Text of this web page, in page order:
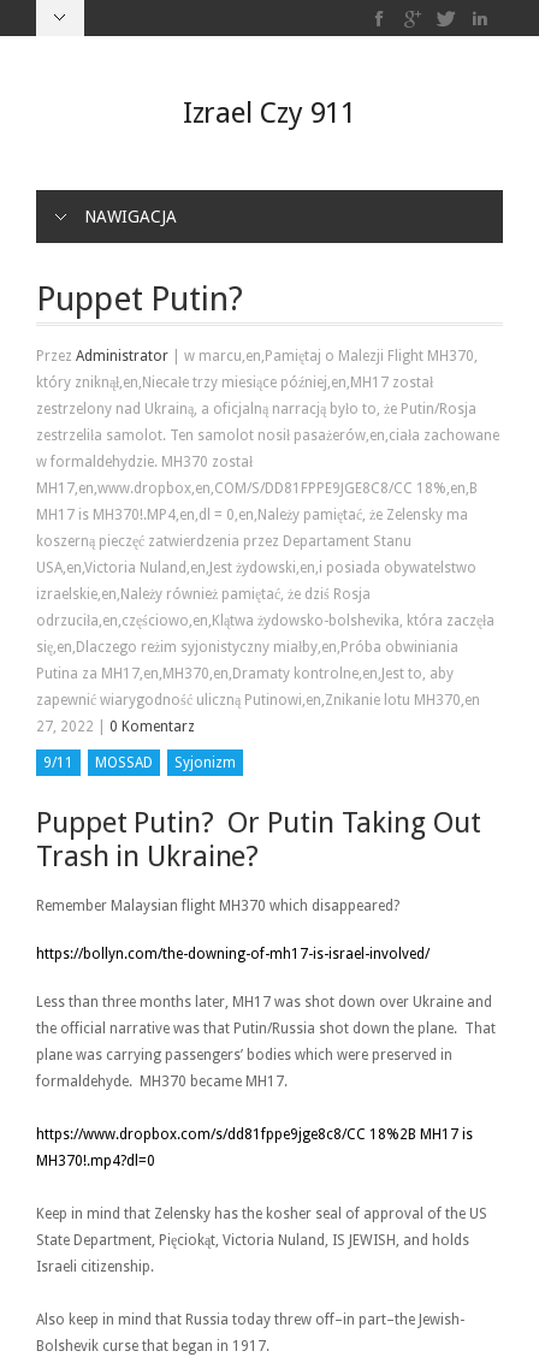
Izrael Czy 911
NAWIGACJA
Puppet Putin?
Przez Administrator
w marcu,en,Pamiętaj o Malezji Flight MH370,
który zniknął,en,Niecałe trzy miesiące później,en,MH17 został
zestrzelony nad Ukrainą, a oficjalną narracją było to, że Putin/Rosja
zestrzeliła samolot. Ten samolot nosił pasażerów,en,ciała zachowane
w formaldehydzie. MH370 został
MH17,en,www.dropbox,en,COM/S/DD81FPPE9JGE8C8/CC 18%,en,B
MH17 is MH370!.MP4,en,dl = 0,en,Należy pamiętać, że Zelensky ma
koszerną pieczęć zatwierdzenia przez Departament Stanu
USA,en,Victoria Nuland,en,Jest żydowski,en,i posiada obywatelstwo
izraelskie,en,Należy również pamiętać, że dziś Rosja
odrzuciła,en,częściowo,en,Klątwa żydowsko-bolshevika, która zaczęła
się,en,Dlaczego reżim syjonistyczny miałby,en,Próba obwiniania
Putina za MH17,en,MH370,en,Dramaty kontrolne,en,Jest to, aby
zapewnić wiarygodność uliczną Putinowi,en,Znikanie lotu MH370,en
27, 2022
0 Komentarz
9/11 MOSSAD Syjonizm
Puppet Putin? Or Putin Taking Out
Trash in Ukraine?
Remember Malaysian flight MH370 which disappeared?
https://bollyn.com/the-downing-of-mh17-is-israel-involved/
Less than three months later, MH17 was shot down over Ukraine and
the official narrative was that Putin/Russia shot down the plane. That
plane was carrying passengers’ bodies which were preserved in
formaldehyde. MH370 became MH17.
https://www.dropbox.com/s/dd81fppe9jge8c8/CC 18%2B MH17 is
MH370!.mp4?dl=0
Keep in mind that Zelensky has the kosher seal of approval of the US
State Department, Pięciokąt, Victoria Nuland, IS JEWISH, and holds
Israeli citizenship.
Also keep in mind that Russia today threw off–in part–the Jewish-
Bolshevik curse that began in 1917.